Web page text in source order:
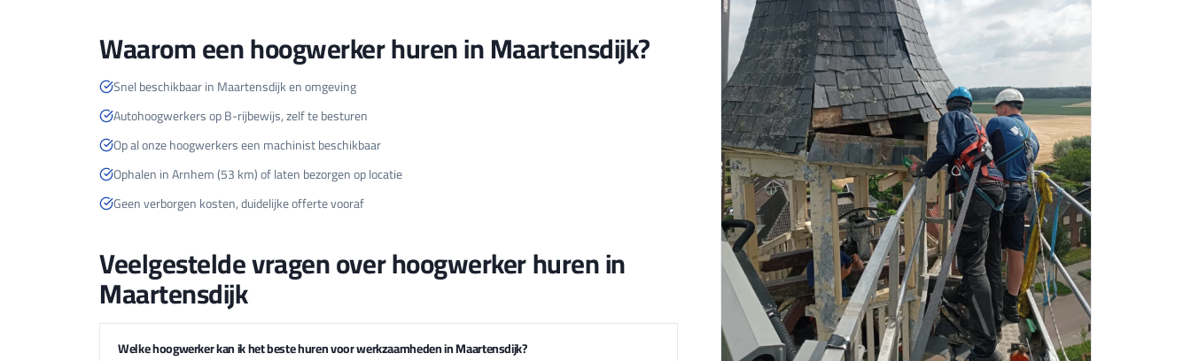
Waarom een hoogwerker huren in Maartensdijk?
Snel beschikbaar in Maartensdijk en omgeving
Autohoogwerkers op B-rijbewijs, zelf te besturen
Op al onze hoogwerkers een machinist beschikbaar
Ophalen in Arnhem (53 km) of laten bezorgen op locatie
Geen verborgen kosten, duidelijke offerte vooraf
Veelgestelde vragen over hoogwerker huren in
Maartensdijk
Welke hoogwerker kan ik het beste huren voor werkzaamheden in Maartensdijk?